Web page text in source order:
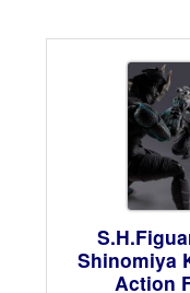
Shinomiya
Action